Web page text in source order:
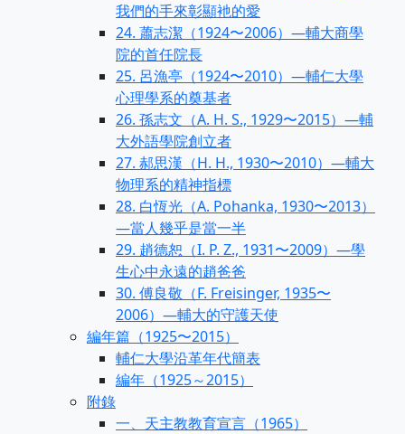
我們的手來彰顯衪的愛
24. 蕭志潔（1924〜2006）—輔大商學
院的首任院長
25. 呂漁亭（1924〜2010）—輔仁大學
心理學系的奠基者
26. 孫志文（A. H. S., 1929〜2015）—輔
大外語學院創立者
27. 郝思漢（H. H., 1930〜2010）—輔大
物理系的精神指標
28. 白恆光（A. Pohanka, 1930〜2013）
—當人幾乎是當一半
29. 趙德恕（I. P. Z., 1931〜2009）—學
生心中永遠的趙爸爸
30. 傅良敬（F. Freisinger, 1935〜
2006）—輔大的守護天使
編年篇（1925〜2015）
輔仁大學沿革年代簡表
編年（1925～2015）
附錄
一、天主教教育宣言（1965）